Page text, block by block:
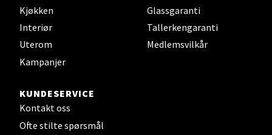
Kjøkken
Interiør
Uterom
Kampanjer
Glassgaranti
Tallerkengaranti
Medlemsvilkår
KUNDESERVICE
Kontakt oss
Ofte stilte spørsmål
Åpent i dag 10-18